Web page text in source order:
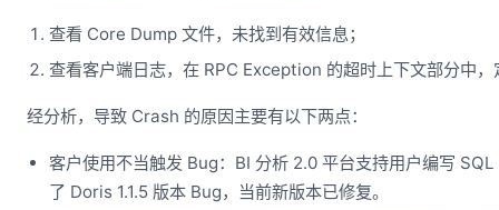
查看 Core Dump 文件，未找到有效信息；
查看客户端日志，在 RPC Exception 的超时上下文部分中
经分析，导致 Crash 的原因主要有以下两点：
客户使用不当触发 Bug：BI 分析 2.0 平台支持用户编写
了 Doris 1.1.5 版本 Bug，当前新版本已修复。